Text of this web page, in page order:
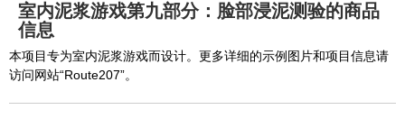
y
%
室内泥浆游戏第九部分：脸部浸泥测验的商品
信息
本项目专为室内泥浆游戏而设计。更多详细的示例图片和项目信息请
访问网站“Route207”。